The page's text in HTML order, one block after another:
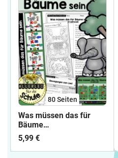
80Seiten
Was müssen das für
Bäume
sein: Liederarbeitung für
den Musikunterricht in
der Grundschule (Klasse
5,99 €